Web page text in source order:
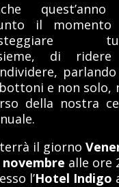
il momento
di
e non solo,
della nostra
il giorno
novembre alle ore
l’Hotel Indigo